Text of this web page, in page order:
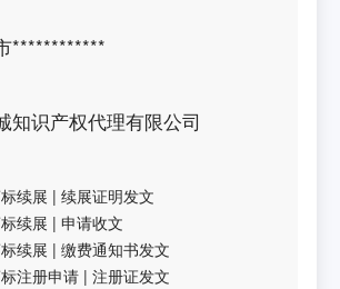
************
知识产权代理有限公司
续展 |续展证明发文
续展 |申请收文
续展 |缴费通知书发文
注册申请 |注册证发文